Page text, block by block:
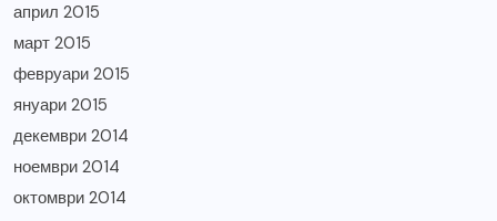
април 2015
март 2015
февруари 2015
януари 2015
декември 2014
ноември 2014
октомври 2014